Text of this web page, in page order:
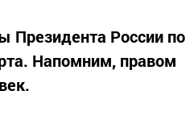
Президента России по
Напомним, правом